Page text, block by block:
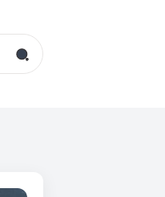
Search
for: